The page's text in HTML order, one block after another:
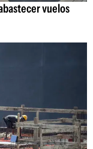
vuelos